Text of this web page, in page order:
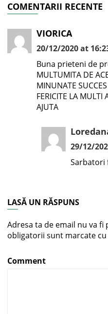
COMENTARII RECENTE
VIORICA
20/12/2020 at
Buna prieteni de
MULTUMITA DE
MINUNATE
FERICITE LA
AJUTA
29/12/
Sarbatori
LASĂ UN RĂSPUNS
Adresa ta de email nu va fi
obligatorii sunt marcate cu
Comment